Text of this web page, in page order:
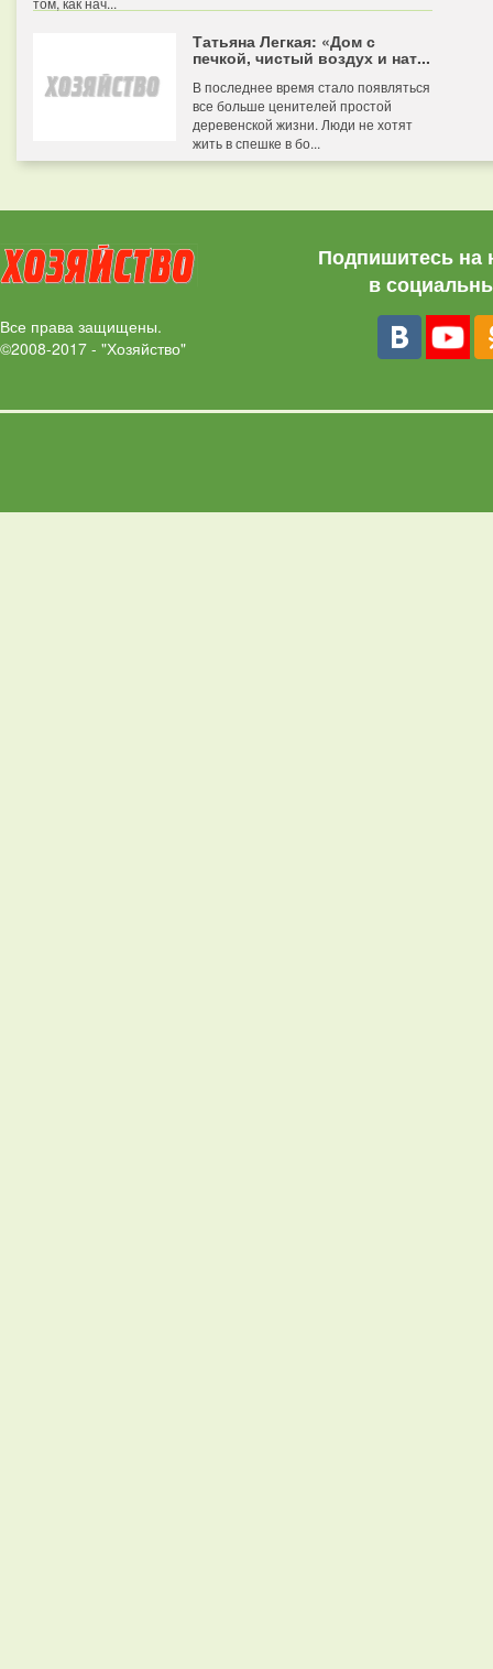
Татьяна Легкая: «Дом с
печкой, чистый воздух и нат...
В последнее время стало появляться
все больше ценителей простой
деревенской жизни. Люди не хотят
жить в спешке в бо...
Все права защищены.
©2008-2017 - "Хозяйство"
Подпишитесь на
в